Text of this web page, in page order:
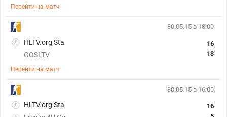
Перейти на матч
30.05.15 в 18:00
HLTV.org Sta
GOSLTV
16
13
Перейти на матч
30.05.15 в 16:00
HLTV.org Sta
16